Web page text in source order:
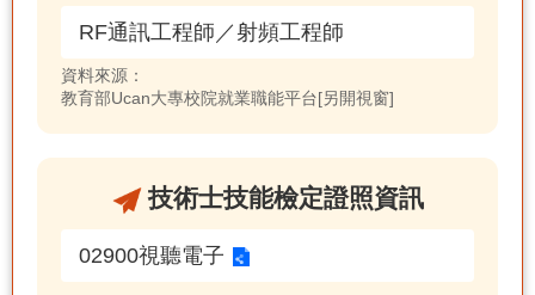
RF通訊工程師／射頻工程師
資料來源：
教育部Ucan大專校院就業職能平台[另開視窗]
技術士技能檢定證照資訊
02900視聽電子